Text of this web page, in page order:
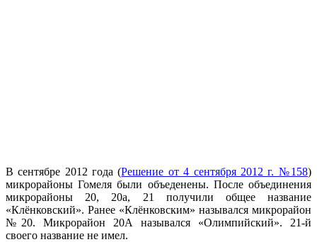
В сентябре 2012 года (Решение от 4 сентября 2012 г. №158)
микрорайоны Гомеля были объеденены. После объединения
микрорайоны 20, 20а, 21 получили общее название
«Клёнковский». Ранее «Клёнковским» назывался микрорайон
№20. Микрорайон 20А назывался «Олимпийский». 21-й
своего название не имел.